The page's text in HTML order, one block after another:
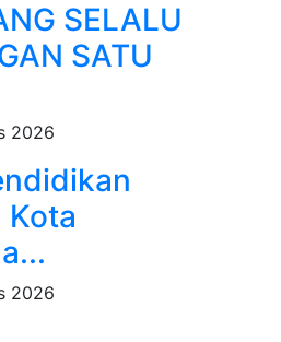
SELALU
SATU
2026
Kota
2026